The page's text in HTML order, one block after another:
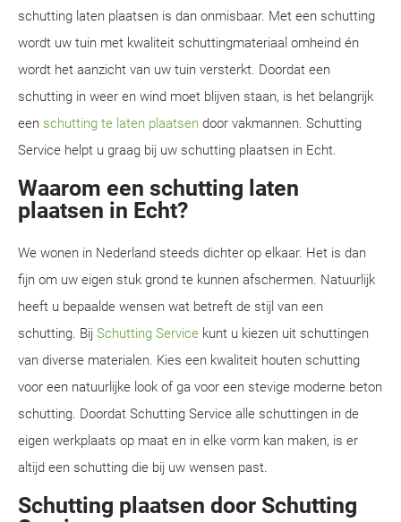
schutting laten plaatsen is dan onmisbaar. Met een schutting
wordt uw tuin met kwaliteit schuttingmateriaal omheind én
wordt het aanzicht van uw tuin versterkt. Doordat een
schutting in weer en wind moet blijven staan, is het belangrijk
een schutting te laten plaatsen door vakmannen. Schutting
Service helpt u graag bij uw schutting plaatsen in Echt.
Waarom een schutting laten
plaatsen in Echt?
We wonen in Nederland steeds dichter op elkaar. Het is dan
fijn om uw eigen stuk grond te kunnen afschermen. Natuurlijk
heeft u bepaalde wensen wat betreft de stijl van een
schutting. Bij Schutting Service kunt u kiezen uit schuttingen
van diverse materialen. Kies een kwaliteit houten schutting
voor een natuurlijke look of ga voor een stevige moderne beton
schutting. Doordat Schutting Service alle schuttingen in de
eigen werkplaats op maat en in elke vorm kan maken, is er
altijd een schutting die bij uw wensen past.
Schutting plaatsen door Schutting